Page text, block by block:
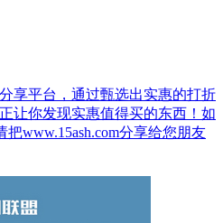
享平台，通过甄选出实惠的打折
让你发现实惠值得买的东西！如
www.15ash.com分享给您朋友